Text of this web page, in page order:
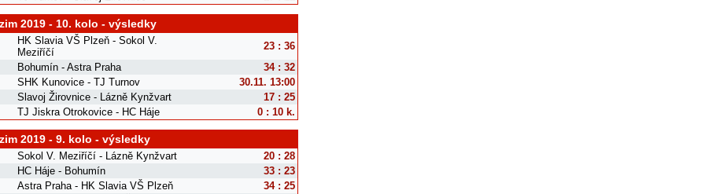
2019 - 10. kolo - výsledky
HK Slavia VŠ Plzeň - Sokol V.
Meziříčí
23 : 36
Bohumín - Astra Praha
34 : 32
SHK Kunovice - TJ Turnov
30.11. 13:00
Slavoj Žirovnice - Lázně Kynžvart
17 : 25
TJ Jiskra Otrokovice - HC Háje
0 : 10 k.
2019 - 9. kolo - výsledky
Sokol V. Meziříčí - Lázně Kynžvart
20 : 28
HC Háje - Bohumín
33 : 23
Astra Praha - HK Slavia VŠ Plzeň
34 : 25